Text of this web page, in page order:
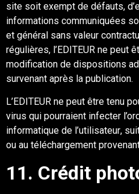
site soit exempt de défauts,
informations communiquées
et général sans valeur
régulières, l’EDITEUR ne peut
modification de dispositions
survenant après la publication.
L’EDITEUR ne peut être tenu
virus qui pourraient infecter
informatique de l’utilisateur,
ou au téléchargement
11. Crédit